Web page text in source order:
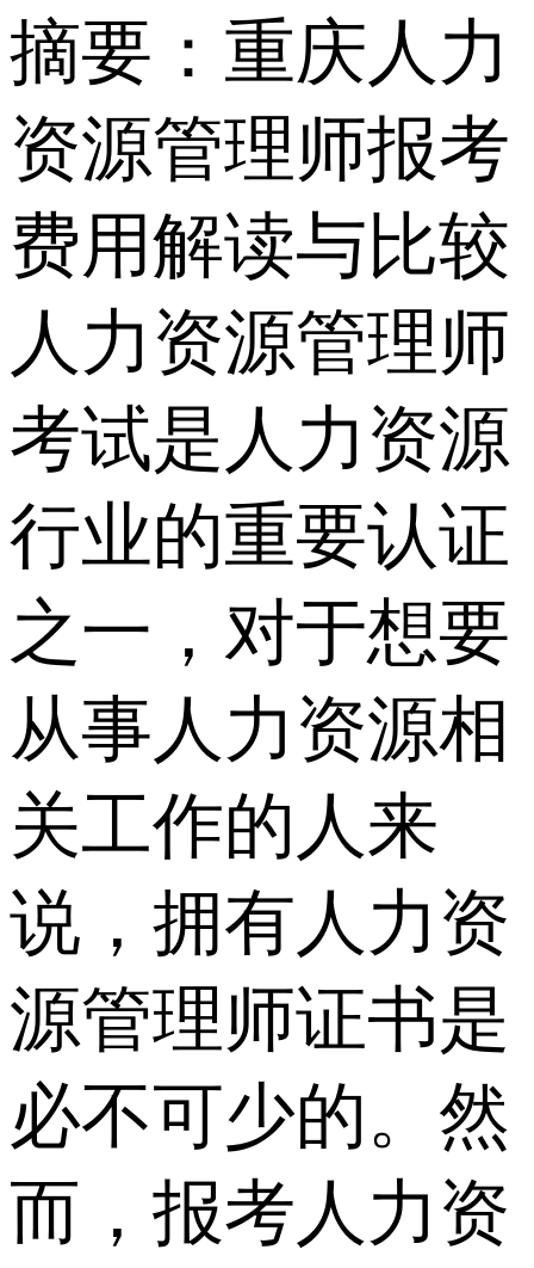
摘要： 重庆人力
资源管理师报考
费用解读与比较
人力资源管理师
考试是人力资源
行业的重要认证
之一，对于想要
从事人力资源相
关工作的人来
说，拥有人力资
源管理师证书是
必不可少的。然
而，报考人力资